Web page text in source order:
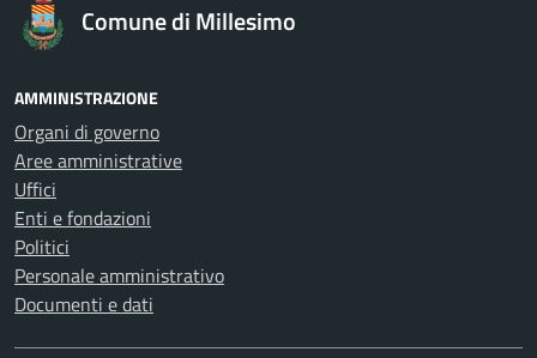
Comune di Millesimo
AMMINISTRAZIONE
Organi di governo
Aree amministrative
Uffici
Enti e fondazioni
Politici
Personale amministrativo
Documenti e dati